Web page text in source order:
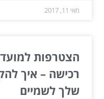
מאי 11, 2017
הצטרפות
רכישה – איך
שלך לשמיים